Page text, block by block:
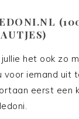
het ook zo
voor iemand uit
eerst een